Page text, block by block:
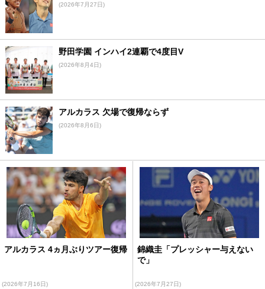
(2026年7月27日)
野田学園 インハイ2連覇で4度目V
(2026年8月4日)
アルカラス 欠場で復帰ならず
(2026年8月6日)
アルカラス 4ヵ月ぶりツアー復帰
(2026年7月16日)
錦織圭「プレッシャー与えない
で」
(2026年7月27日)